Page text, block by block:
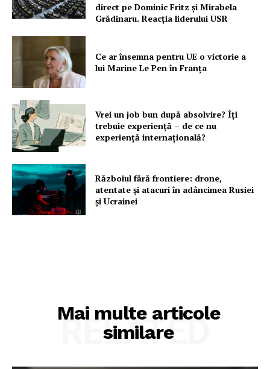
FREEDOM HOUSE ROMÂNIA
PRESShub
Despre noi / Echipa
Proiecte editoriale
Rețea
Contact
direct pe Dominic Fritz și Mirabela
Grădinaru. Reacția liderului USR
Ce ar însemna pentru UE o victorie a
lui Marine Le Pen în Franța
Vrei un job bun după absolvire? Îți
trebuie experiență – de ce nu
experiență internațională?
Războiul fără frontiere: drone,
atentate și atacuri în adâncimea Rusiei
și Ucrainei
Mai multe articole
similare
RELATED